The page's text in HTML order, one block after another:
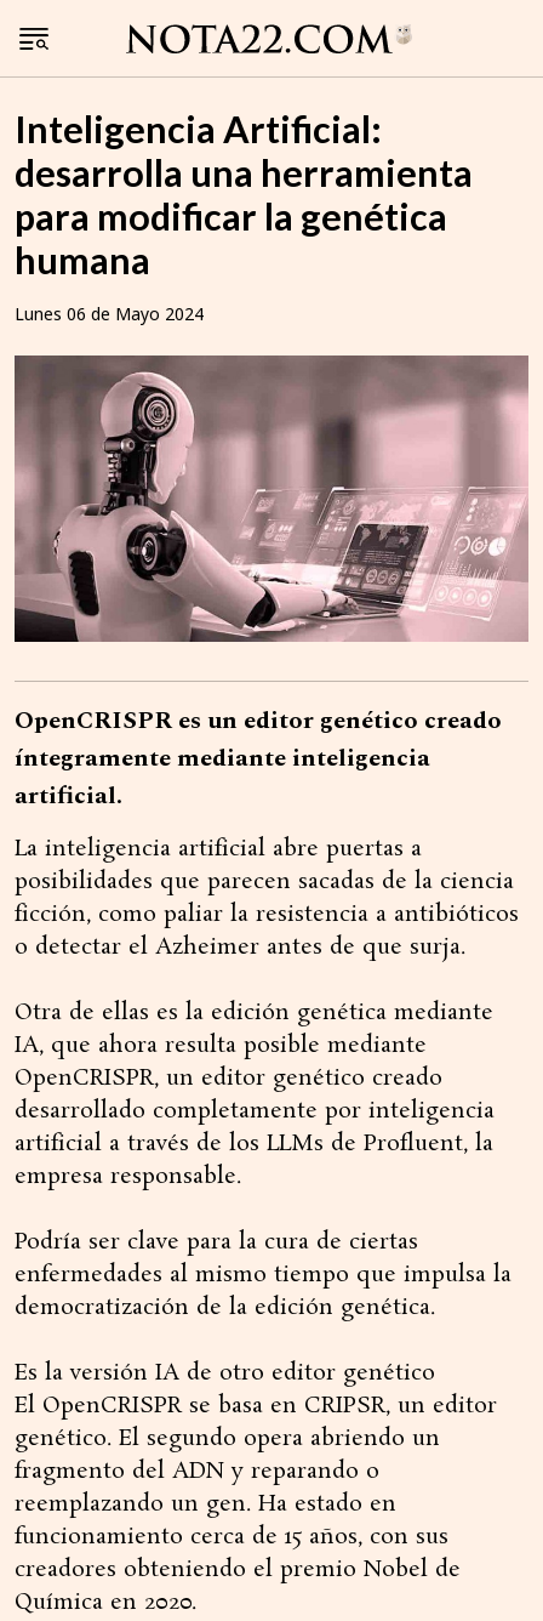
Inteligencia Artificial:
desarrolla una herramienta
para modificar la genética
humana
Lunes 06 de Mayo 2024
OpenCRISPR es un editor genético creado
íntegramente mediante inteligencia
artificial.
La inteligencia artificial abre puertas a
posibilidades que parecen sacadas de la ciencia
ficción, como paliar la resistencia a antibióticos
o detectar el Azheimer antes de que surja.
Otra de ellas es la edición genética mediante
IA, que ahora resulta posible mediante
OpenCRISPR, un editor genético creado
desarrollado completamente por inteligencia
artificial a través de los LLMs de Profluent, la
empresa responsable.
Podría ser clave para la cura de ciertas
enfermedades al mismo tiempo que impulsa la
democratización de la edición genética.
Es la versión IA de otro editor genético
El OpenCRISPR se basa en CRIPSR, un editor
genético. El segundo opera abriendo un
fragmento del ADN y reparando o
reemplazando un gen. Ha estado en
funcionamiento cerca de 15 años, con sus
creadores obteniendo el premio Nobel de
Química en 2020.